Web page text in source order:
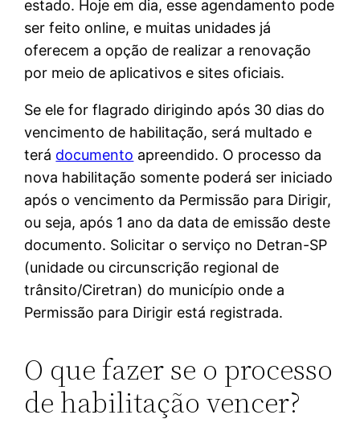
estado. Hoje em dia, esse agendamento pode
ser feito online, e muitas unidades já
oferecem a opção de realizar a renovação
por meio de aplicativos e sites oficiais.
Se ele for flagrado dirigindo após 30 dias do
vencimento de habilitação, será multado e
terá documento apreendido. O processo da
nova habilitação somente poderá ser iniciado
após o vencimento da Permissão para Dirigir,
ou seja, após 1 ano da data de emissão deste
documento. Solicitar o serviço no Detran-SP
(unidade ou circunscrição regional de
trânsito/Ciretran) do município onde a
Permissão para Dirigir está registrada.
O que fazer se o processo
de habilitação vencer?